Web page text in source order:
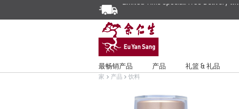
最畅销产品 产品 礼篮 & 礼品
家 产品 饮料